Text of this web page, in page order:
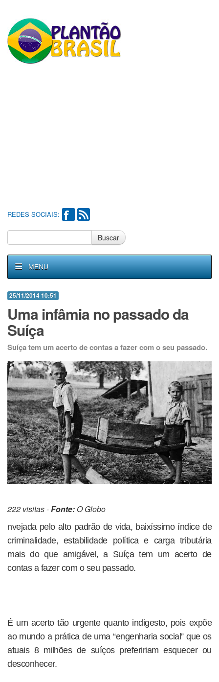
REDES SOCIAIS:
Buscar
MENU
25/11/2014 10:51
Uma infâmia no passado da
Suíça
Suíça tem um acerto de contas a fazer com o seu passado.
222 visitas -Fonte: O Globo
nvejada pelo alto padrão de vida, baixíssimo índice de
criminalidade, estabilidade política e carga tributária
mais do que amigável, a Suíça tem um acerto de
contas a fazer com o seu passado.
É um acerto tão urgente quanto indigesto, pois expõe
ao mundo a prática de uma “engenharia social” que os
atuais 8 milhões de suíços prefeririam esquecer ou
desconhecer.